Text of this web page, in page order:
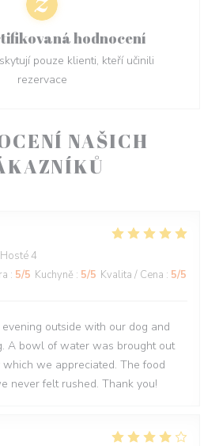
NAŠICH
4
: 5/5 Kuchyně : 5/5 Kvalita / Cena : 5/5
outside with our dog and
A bowl of water was brought out
we appreciated. The food
never felt rushed. Thank you!
hodnocení
pouze klienti, kteří učinili
rezervace